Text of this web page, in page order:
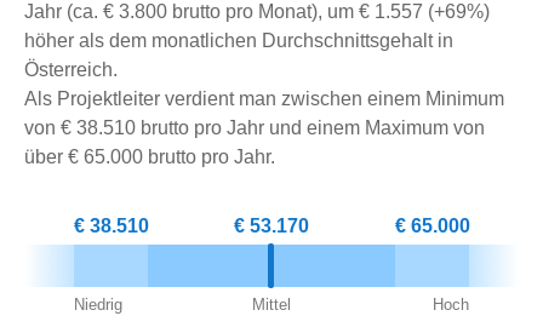
Jahr (ca. € 3.800 brutto pro Monat), um € 1.557 (+69%)
höher als dem monatlichen Durchschnittsgehalt in
Österreich.
Als Projektleiter verdient man zwischen einem Minimum
von € 38.510 brutto pro Jahr und einem Maximum von
über € 65.000 brutto pro Jahr.
€ 38.510
Niedrig
€ 53.170
Mittel
€ 65.000
Hoch